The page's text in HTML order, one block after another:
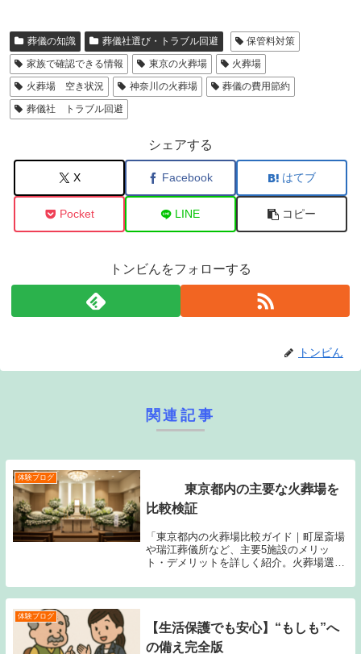
葬儀の知識 葬儀社選び・トラブル回避
保管料対策
家族で確認できる情報
東京の火葬場
火葬場
火葬場 空き状況
神奈川の火葬場
葬儀の費用節約
葬儀社 トラブル回避
シェアする
X Facebook はてブ
Pocket LINE コピー
トンビんをフォローする
トンビん
関連記事
体験ブログ
東京都内の主要な火葬場を
比較検証
「東京都内の火葬場比較ガイド｜町屋斎場
や瑞江葬儀所など、主要5施設のメリッ
ト・デメリットを詳しく紹介。火葬場選び
体験ブログ
【生活保護でも安心】“もしも”へ
の備え完全版